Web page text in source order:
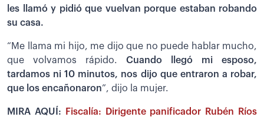
les llamó y pidió que vuelvan porque estaban robando
su casa.
“Me llama mi hijo, me dijo que no puede hablar mucho,
que volvamos rápido. Cuando llegó mi esposo,
tardamos ni 10 minutos, nos dijo que entraron a robar,
que los encañonaron”, dijo la mujer.
MIRA AQUÍ:
Fiscalía: Dirigente panificador Rubén Ríos